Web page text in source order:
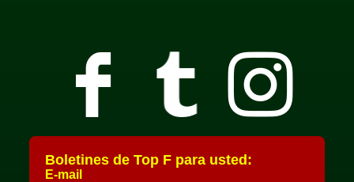
Boletines de Top F para usted:
E-mail